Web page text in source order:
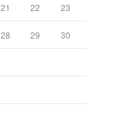
21 22 23
28 29 30